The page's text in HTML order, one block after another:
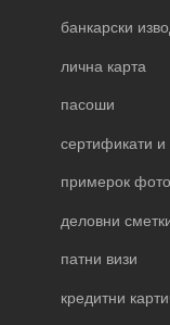
банкарски
лична карта
пасоши
сертификати и
примерок
деловни
патни визи
кредитни